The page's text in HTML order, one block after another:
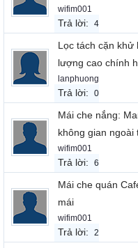
wifim001
Trả lời: 4
Lọc tách cặn khử
lượng cao chính
lanphuong
Trả lời: 0
Mái che nắng:
không gian ngoài
wifim001
Trả lời: 6
Mái che quán
mái
wifim001
Trả lời: 2